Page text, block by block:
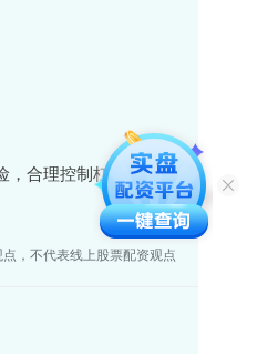
，合理控制杠杆，并选
，不代表线上股票配资观点